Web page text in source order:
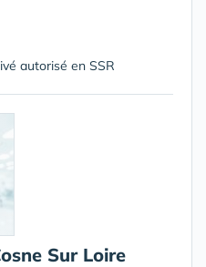
autorisé en SSR
Sur Loire